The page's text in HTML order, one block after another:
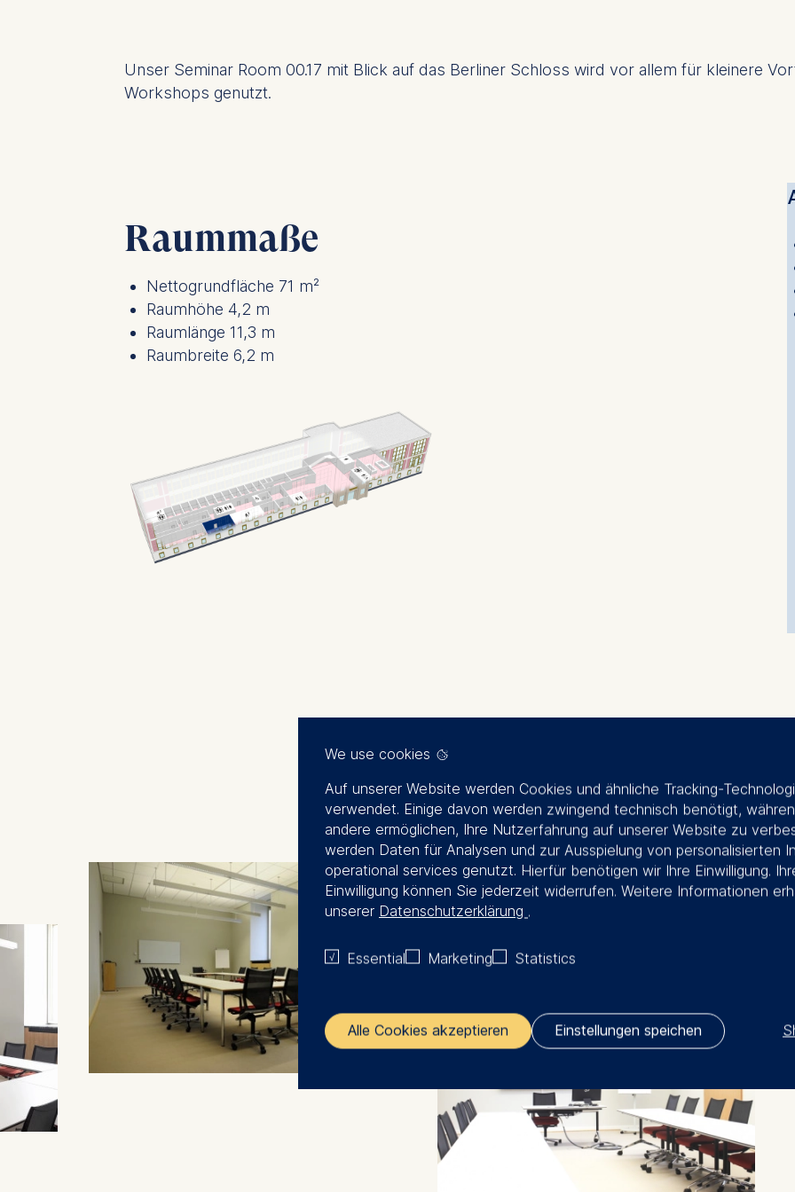
Unser Seminar Room 00.17 mit Blick auf das Berliner Schloss wird vor allem für kleinere
Workshops genutzt.
Raummaße
Nettogrundfläche 71 m²
Raumhöhe 4,2 m
Raumlänge 11,3 m
Raumbreite 6,2 m
We use cookies
Auf unserer Website werden Cookies und ähnliche Tracking-
verwendet. Einige davon werden zwingend technisch benötigt,
andere ermöglichen, Ihre Nutzerfahrung auf unserer Website zu
werden Daten für Analysen und zur Ausspielung von personalisierten
operational services genutzt. Hierfür benötigen wir Ihre Einwilligung.
Einwilligung können Sie jederzeit widerrufen. Weitere Informationen
unserer Datenschutzerklärung .
Essential Marketing Statistics
Alle Cookies akzeptieren Einstellungen speichen
The controller responsible for data processing is
ESMT European School of Management and Technology GmbH
Schlossplatz 1, 10178 Berlin, Germany